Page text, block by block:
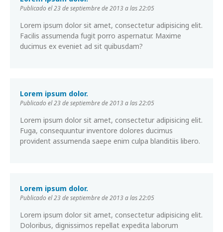
Publicado el 23 de septiembre de 2013 a las 22:05
Lorem ipsum dolor sit amet, consectetur adipisicing elit.
Facilis assumenda fugit porro aspernatur. Maxime
ducimus ex eveniet ad sit quibusdam?
Lorem ipsum dolor.
Publicado el 23 de septiembre de 2013 a las 22:05
Lorem ipsum dolor sit amet, consectetur adipisicing elit.
Fuga, consequuntur inventore dolores ducimus
provident assumenda saepe enim culpa blanditiis libero.
Lorem ipsum dolor.
Publicado el 23 de septiembre de 2013 a las 22:05
Lorem ipsum dolor sit amet, consectetur adipisicing elit.
Doloribus, dignissimos repellat expedita laborum